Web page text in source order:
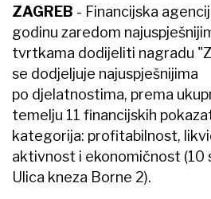
ZAGREB - Financijska
godinu zaredom
tvrtkama dodijeliti nagradu
se dodjeljuje najuspješnijima
po djelatnostima, prema
temelju 11 financijskih
kategorija: profitabilnost,
aktivnost i ekonomičnost (10
Ulica kneza Borne 2).